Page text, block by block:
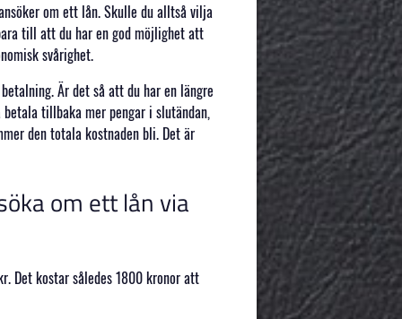
om ett lån. Skulle du alltså vilja
till att du har en god möjlighet att
svårighet.
Är det så att du har en längre
tillbaka mer pengar i slutändan,
den totala kostnaden bli. Det är
om ett lån via
Det kostar således 1800 kronor att